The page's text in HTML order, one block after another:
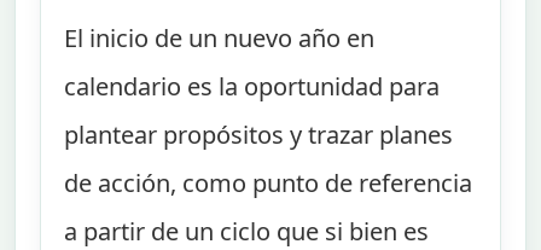
El inicio de un nuevo año en
calendario es la oportunidad para
plantear propósitos y trazar planes
de acción, como punto de referencia
a partir de un ciclo que si bien es